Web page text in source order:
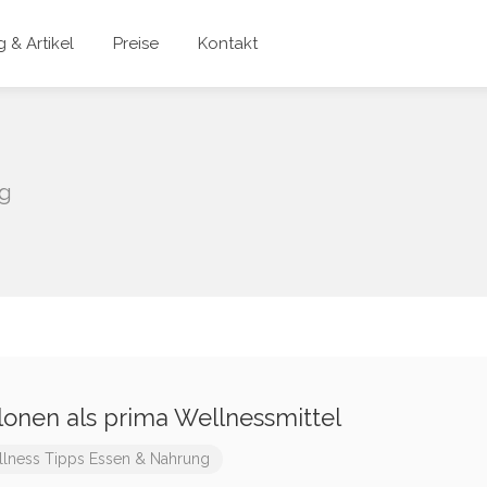
& Artikel Preise Kontakt
als prima Wellnessmittel
Tipps Essen & Nahrung